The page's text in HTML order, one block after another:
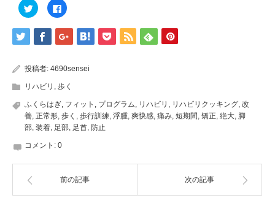
ク
リ
ク
し
て
共
有
し
ウ
ィ
ン
ド
ウ
開
す)
Facebook
で
有
す
る
ク
リ
ク
て
く
だ
さ
い
ィ
ン
ド
で
投稿者: 4690sensei
リハビリ , 歩く
ふくらはぎ, フィット , プログラム, リハビリ , リハビリクッキング, 改
善, 正常形, 歩く , 歩行訓練, 浮腫, 爽快感, 痛み, 短期間, 矯正, 絶大, 脚
部, 装着, 足部, 足首, 防止
コメント: 0
前の記事 次の記事